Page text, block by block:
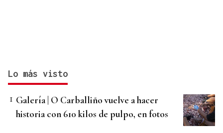
Lo más visto
Galería | O Carballiño vuelve a hacer
historia con 610 kilos de pulpo, en fotos